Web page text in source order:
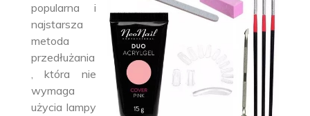
popularna i
najstarsza
metoda
przedłużania
, która nie
wymaga
użycia lampy